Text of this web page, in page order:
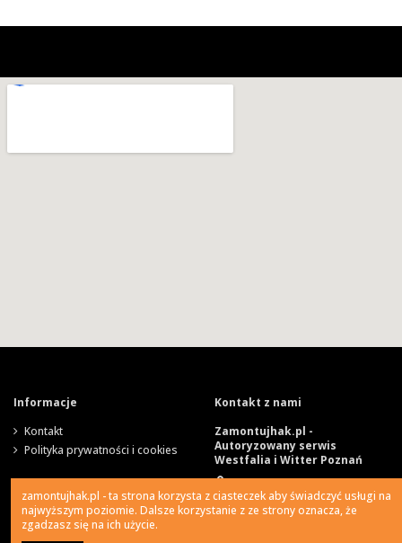
Informacje
Kontakt
Polityka prywatności i cookies
Kontakt z nami
Zamontujhak.pl -
Autoryzowany serwis
Westfalia i Witter Poznań
Szparagowa 4, 62-081
Wysogotowo
zamontujhak.pl - ta strona korzysta z ciasteczek aby świadczyć usługi na
najwyższym poziomie. Dalsze korzystanie z ze strony oznacza, że
zgadzasz się na ich użycie.